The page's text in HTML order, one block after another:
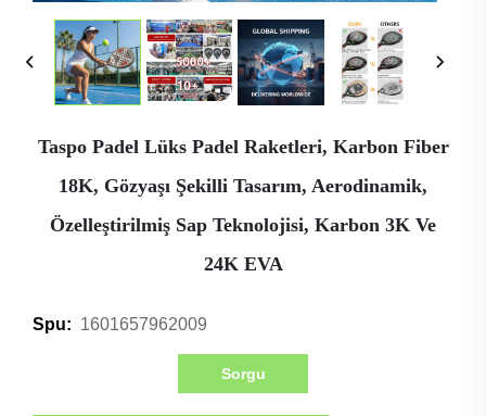
Taspo Padel Lüks Padel Raketleri, Karbon Fiber
18K, Gözyaşı Şekilli Tasarım, Aerodinamik,
Özelleştirilmiş Sap Teknolojisi, Karbon 3K Ve
24K EVA
Spu: 1601657962009
Sorgu